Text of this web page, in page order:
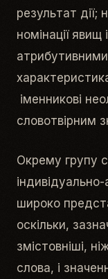
результат дії;
номінації явищ
іменникові
словотвірним
Окрему групу
індивідуально-
широко
оскільки,
змі­с­то­в­ні­ші,
сло­ва, і